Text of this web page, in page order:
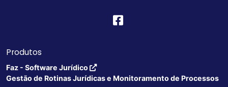
Produtos
Faz - Software Jurídico
Gestão de Rotinas Jurídicas e Monitoramento de Processos